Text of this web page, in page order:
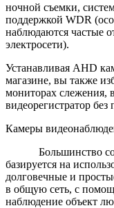
ночной съемки,
поддержкой WDR
наблюдаются частые
электросети).
Устанавливая AHD
магазине, вы также
мониторах слежения,
видеорегистратор без
Камеры
Большинство
базируется на
долговечные и
в общую сеть, с
наблюдение объект